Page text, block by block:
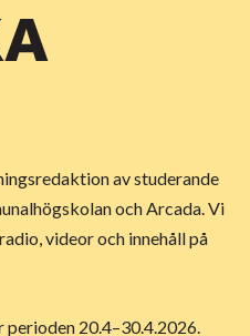
av studerande
och Arcada. Vi
videor och innehåll på
perioden 20.4–30.4.2026.